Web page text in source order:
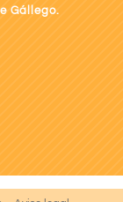
Gállego.